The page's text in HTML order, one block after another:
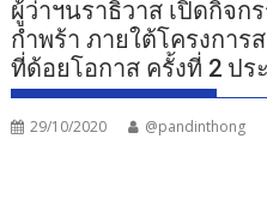
ผู้ว่าฯนราธิวาส เปิดกิจ
กำพร้า ภายใต้โครงการ
ที่ด้อยโอกาส ครั้งที่ 2 ปร
29/10/2020 @pandinthong